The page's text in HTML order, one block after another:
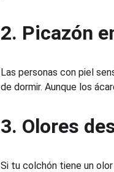
2. Picazón
Las personas con piel
de dormir. Aunque los
3. Olores
Si tu colchón tiene un